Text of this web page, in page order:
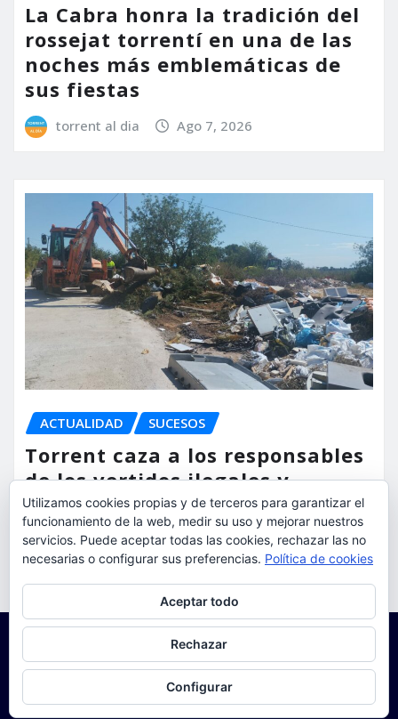
La Cabra honra la tradición del
rossejat torrentí en una de las
noches más emblemáticas de
sus fiestas
torrent al dia Ago 7, 2026
ACTUALIDAD SUCESOS
Torrent caza a los responsables
de los vertidos ilegales y
endurece las sanciones
torrent al dia Ago 7, 2026
Utilizamos cookies propias y de terceros para garantizar el
funcionamiento de la web, medir su uso y mejorar nuestros
servicios. Puede aceptar todas las cookies, rechazar las no
necesarias o configurar sus preferencias. Política de cookies
Aceptar todo
Rechazar
Configurar
Para obtener más información, incluido cómo gestionar las cookies,